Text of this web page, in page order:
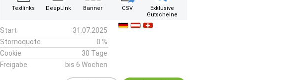
Textlinks DeepLink Banner CSV
Exklusive
Gutscheine
Start
31.07.2025
Stornoquote
0 %
Cookie
30 Tage
Freigabe
bis 6 Wochen